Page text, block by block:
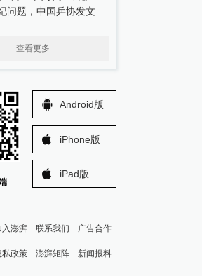
问题，中国乒协发文
查看更多
Android版
iPhone版
iPad版
入澎湃 联系我们 广告合作
私政策 澎湃矩阵 新闻报料